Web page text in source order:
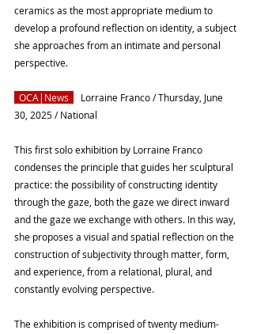
ceramics as the most appropriate medium to
develop a profound reflection on identity, a subject
she approaches from an intimate and personal
perspective.
OCA|News
Lorraine Franco / Thursday, June
30, 2025 / National
This first solo exhibition by Lorraine Franco
condenses the principle that guides her sculptural
practice: the possibility of constructing identity
through the gaze, both the gaze we direct inward
and the gaze we exchange with others. In this way,
she proposes a visual and spatial reflection on the
construction of subjectivity through matter, form,
and experience, from a relational, plural, and
constantly evolving perspective.
The exhibition is comprised of twenty medium-